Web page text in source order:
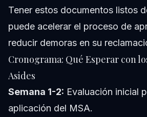
Tener estos documentos listos
puede acelerar el proceso de
reducir demoras en su
Cronograma: Qué Esperar con
Asides
Semana 1-2: Evaluación inicial
aplicación del MSA.